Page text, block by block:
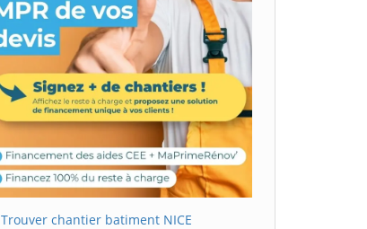
Trouver chantier batiment NICE